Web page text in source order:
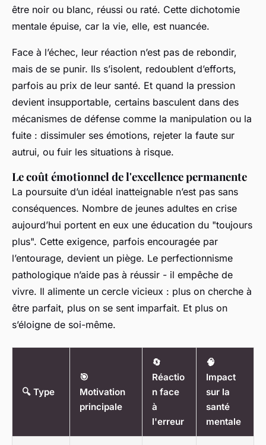
être noir ou blanc, réussi ou raté. Cette dichotomie
mentale épuise, car la vie, elle, est nuancée.
Face à l’échec, leur réaction n’est pas de rebondir,
mais de se punir. Ils s’isolent, redoublent d’efforts,
parfois au prix de leur santé. Et quand la pression
devient insupportable, certains basculent dans des
mécanismes de défense comme la manipulation ou la
fuite : dissimuler ses émotions, rejeter la faute sur
autrui, ou fuir les situations à risque.
Le coût émotionnel de l'excellence permanente
La poursuite d’un idéal inatteignable n’est pas sans
conséquences. Nombre de jeunes adultes en crise
aujourd’hui portent en eux une éducation du "toujours
plus". Cette exigence, parfois encouragée par
l’entourage, devient un piège. Le perfectionnisme
pathologique n’aide pas à réussir - il empêche de
vivre. Il alimente un cercle vicieux : plus on cherche à
être parfait, plus on se sent imparfait. Et plus on
s’éloigne de soi-même.
🔍 Type
🎯
Motivation
principale
🔄
Réactio
n face
à
l'erreur
🧠
Impact
sur la
santé
mentale